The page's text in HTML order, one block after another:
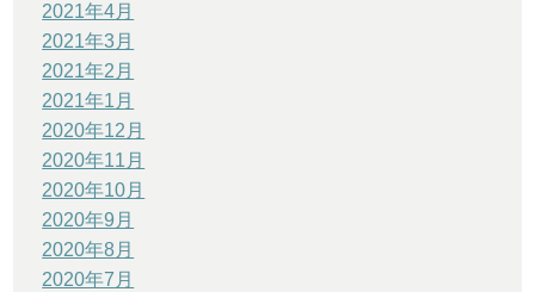
2021年4月
2021年3月
2021年2月
2021年1月
2020年12月
2020年11月
2020年10月
2020年9月
2020年8月
2020年7月